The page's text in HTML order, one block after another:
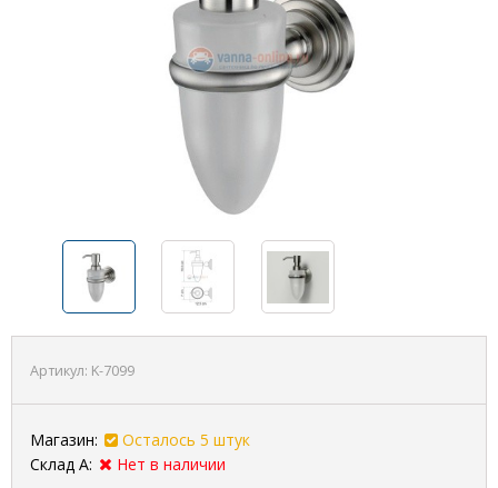
Артикул: K-7099
Магазин:
Осталось 5 штук
Склад А:
Нет в наличии